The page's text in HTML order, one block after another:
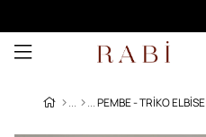
PEMBE - TRIKO ELBISE